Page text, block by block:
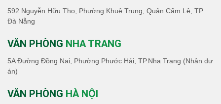
592 Nguyễn Hữu Thọ, Phường Khuê Trung, Quận Cẩm Lệ, TP
Đà Nẵng
VĂN PHÒNG NHA TRANG
5A Đường Đồng Nai, Phường Phước Hải, TP.Nha Trang (Nhận dự
án)
VĂN PHÒNG HÀ NỘI